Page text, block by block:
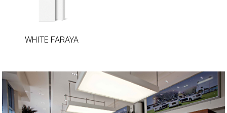
FARAYA
WHITE FARAYA